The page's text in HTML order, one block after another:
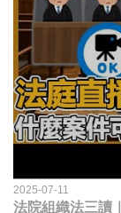
2025-07-11
法院組織法三讀